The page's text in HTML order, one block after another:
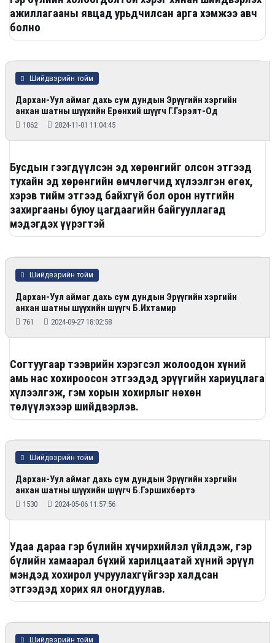
ажиллагааны явцад урьдчилсан арга хэмжээ авч
болно
Шийдвэрийн тойм
Дархан-Уул аймаг дахь сум дундын Эрүүгийн хэргийн
анхан шатны шүүхийн Ерөнхий шүүгч Г.Гэрэлт-Од
1062 2024-11-01 11:04:45
Бусдын гээгдүүлсэн эд хөрөнгийг олсон этгээд
тухайн эд хөрөнгийн өмчлөгчид хүлээлгэн өгөх,
хэрэв тийм этгээд байхгүй бол орон нутгийн
захиргааны буюу цагдаагийн байгууллагад
мэдэгдэх үүрэгтэй
Шийдвэрийн тойм
Дархан-Уул аймаг дахь сум дундын Эрүүгийн хэргийн
анхан шатны шүүхийн шүүгч Б.Ихтамир
761 2024-09-27 18:02:58
Согтуугаар тээврийн хэрэгсэл жолоодон хүний
амь нас хохироосон этгээдэд эрүүгийн хариуцлага
хүлээлгэж, гэм хорын хохирлыг нөхөн
төлүүлэхээр шийдвэрлэв.
Шийдвэрийн тойм
Дархан-Уул аймаг дахь сум дундын Эрүүгийн хэргийн
анхан шатны шүүхийн шүүгч Б.Гэршихбөртэ
1530 2024-05-06 11:57:56
Удаа дараа гэр бүлийн хүчирхийлэл үйлдэж, гэр
бүлийн хамаарал бүхий харилцаатай хүний эрүүл
мэндэд хохирол учруулахгүйгээр халдсан
этгээдэд хорих ял оногдуулав.
Шийдвэрийн тойм